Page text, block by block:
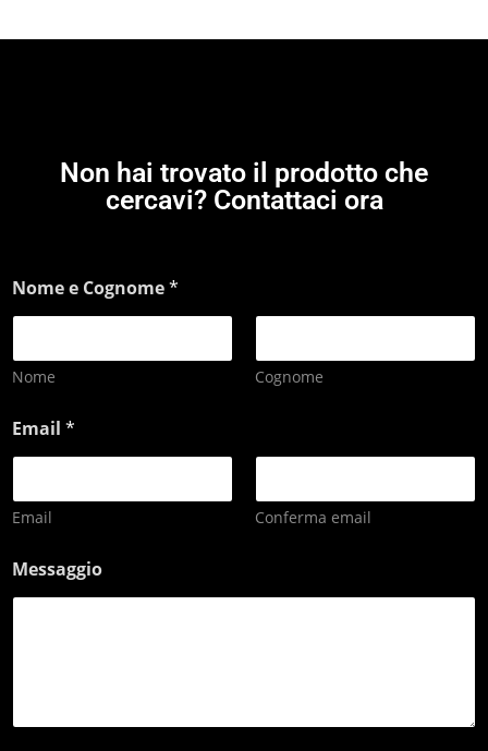
Non hai trovato il prodotto che
cercavi? Contattaci ora
Nome e Cognome*
Nome Cognome
Email *
Email Conferma email
Messaggio